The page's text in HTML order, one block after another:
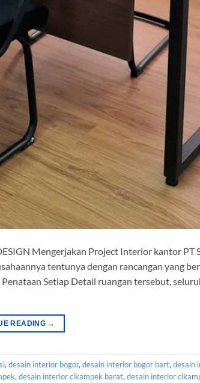
Mengerjakan Project Interior kantor PT
tentunya dengan rancangan yang
Setiap Detail ruangan tersebut,
READING →
, desain interior bogor, desain interior bogor bart, desain
, desain interior cikampek barat, desain interior